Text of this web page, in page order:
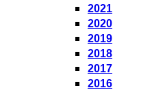
2021
2020
2019
2018
2017
2016